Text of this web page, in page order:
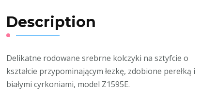
Description
Delikatne rodowane srebrne kolczyki na sztyfcie o
kształcie przypominającym łezkę, zdobione perełką i
białymi cyrkoniami, model Z1595E.